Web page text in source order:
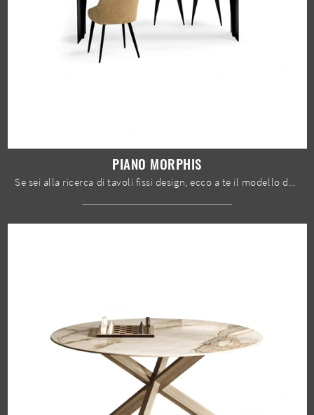
PIANO MORPHIS
Se sei alla ricerca di tavoli fissi design, ecco a te il modello da pranzo in legno Piano Morphis del brand Devina Nais.